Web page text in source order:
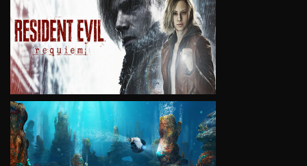
VIEW
VIEW